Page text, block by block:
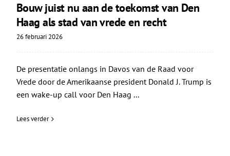
Bouw juist nu aan de toekomst van Den
Haag als stad van vrede en recht
26 februari 2026
De presentatie onlangs in Davos van de Raad voor
Vrede door de Amerikaanse president Donald J. Trump is
een wake-up call voor Den Haag ...
Lees verder